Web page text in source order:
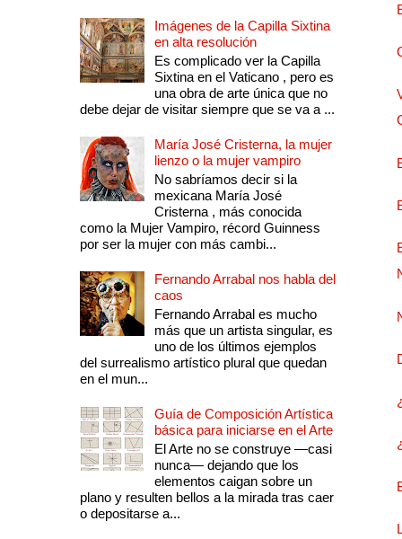
Imágenes de la Capilla Sixtina
en alta resolución
Es complicado ver la Capilla
Sixtina en el Vaticano , pero es
una obra de arte única que no
debe dejar de visitar siempre que se va a ...
María José Cristerna, la mujer
lienzo o la mujer vampiro
No sabríamos decir si la
mexicana María José
Cristerna , más conocida
como la Mujer Vampiro, récord Guinness
por ser la mujer con más cambi...
Fernando Arrabal nos habla del
caos
Fernando Arrabal es mucho
más que un artista singular, es
uno de los últimos ejemplos
del surrealismo artístico plural que quedan
en el mun...
Guía de Composición Artística
básica para iniciarse en el Arte
El Arte no se construye —casi
nunca— dejando que los
elementos caigan sobre un
plano y resulten bellos a la mirada tras caer
o depositarse a...